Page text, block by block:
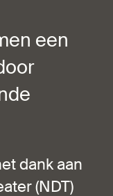
een
dank aan
(NDT)